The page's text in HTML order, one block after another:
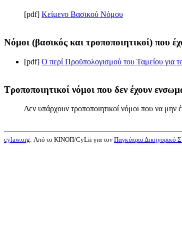
[pdf] Κείμενο Βασικού Νόμου
Νόμοι (βασικός και τροποποιητικοί) που
[pdf] Ο περί Προϋπολογισμού του Ταμείου για
Τροποποιητικοί νόμοι που δεν έχουν
Δεν υπάρχουν τροποποιητικοί νόμοι που να
cylaw.org: Από το ΚΙΝOΠ/CyLii για τον Παγκύπριο Δικηγορικό